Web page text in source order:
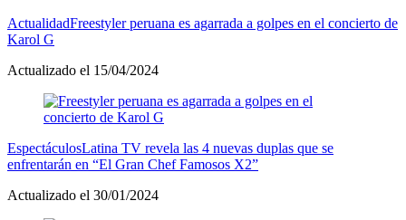
ActualidadFreestyler peruana es agarrada a golpes en el concierto de
Karol G
Actualizado el 15/04/2024
EspectáculosLatina TV revela las 4 nuevas duplas que se
enfrentarán en “El Gran Chef Famosos X2”
Actualizado el 30/01/2024